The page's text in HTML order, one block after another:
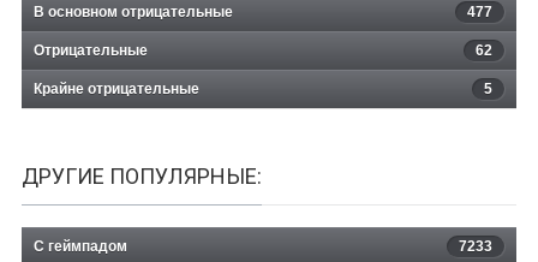
В основном отрицательные 477
Отрицательные 62
Крайне отрицательные 5
ДРУГИЕ ПОПУЛЯРНЫЕ:
С геймпадом 7233